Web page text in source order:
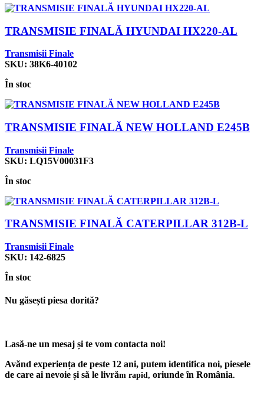
TRANSMISIE FINALĂ HYUNDAI HX220-AL
Transmisii Finale
SKU: 38K6-40102
În stoc
TRANSMISIE FINALĂ NEW HOLLAND E245B
Transmisii Finale
SKU: LQ15V00031F3
În stoc
TRANSMISIE FINALĂ CATERPILLAR 312B-L
Transmisii Finale
SKU: 142-6825
În stoc
Nu găsești piesa dorită?
Lasă-ne un mesaj și te vom contacta noi!
Avănd experiența de peste 12 ani, putem identifica noi, piesele
de care ai nevoie și să le livrăm rapid, oriunde în România.